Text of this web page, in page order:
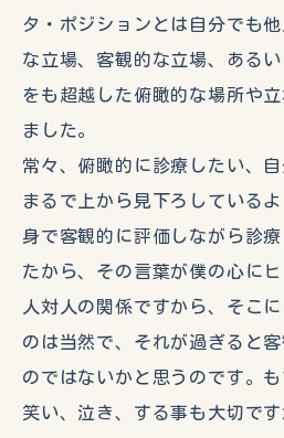
タ・ポジションとは自分でも
な立場、客観的な立場、ある
をも超越した俯瞰的な場所や
ました。
常々、俯瞰的に診療したい、
まるで上から見下ろしている
身で客観的に評価しながら診
たから、その言葉が僕の心に
人対人の関係ですから、そこ
のは当然で、それが過ぎると
のではないかと思うのです。
笑い、泣き、する事も大切で